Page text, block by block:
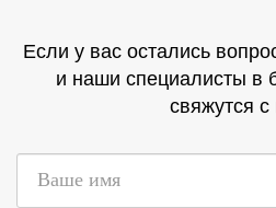
Если у вас остались
и наши специалисты в
свяжутся